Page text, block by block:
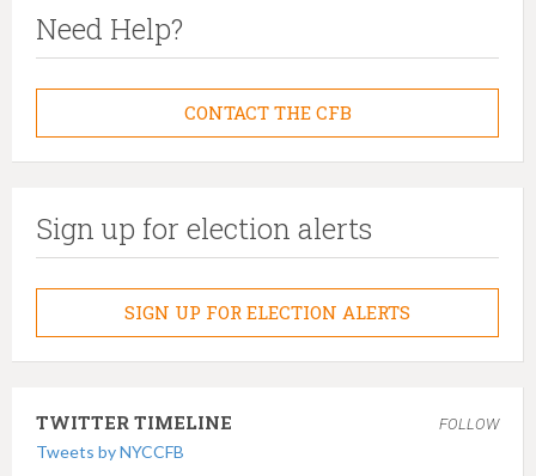
Need Help?
CONTACT THE CFB
Sign up for election alerts
SIGN UP FOR ELECTION ALERTS
TWITTER TIMELINE FOLLOW
Tweets by NYCCFB